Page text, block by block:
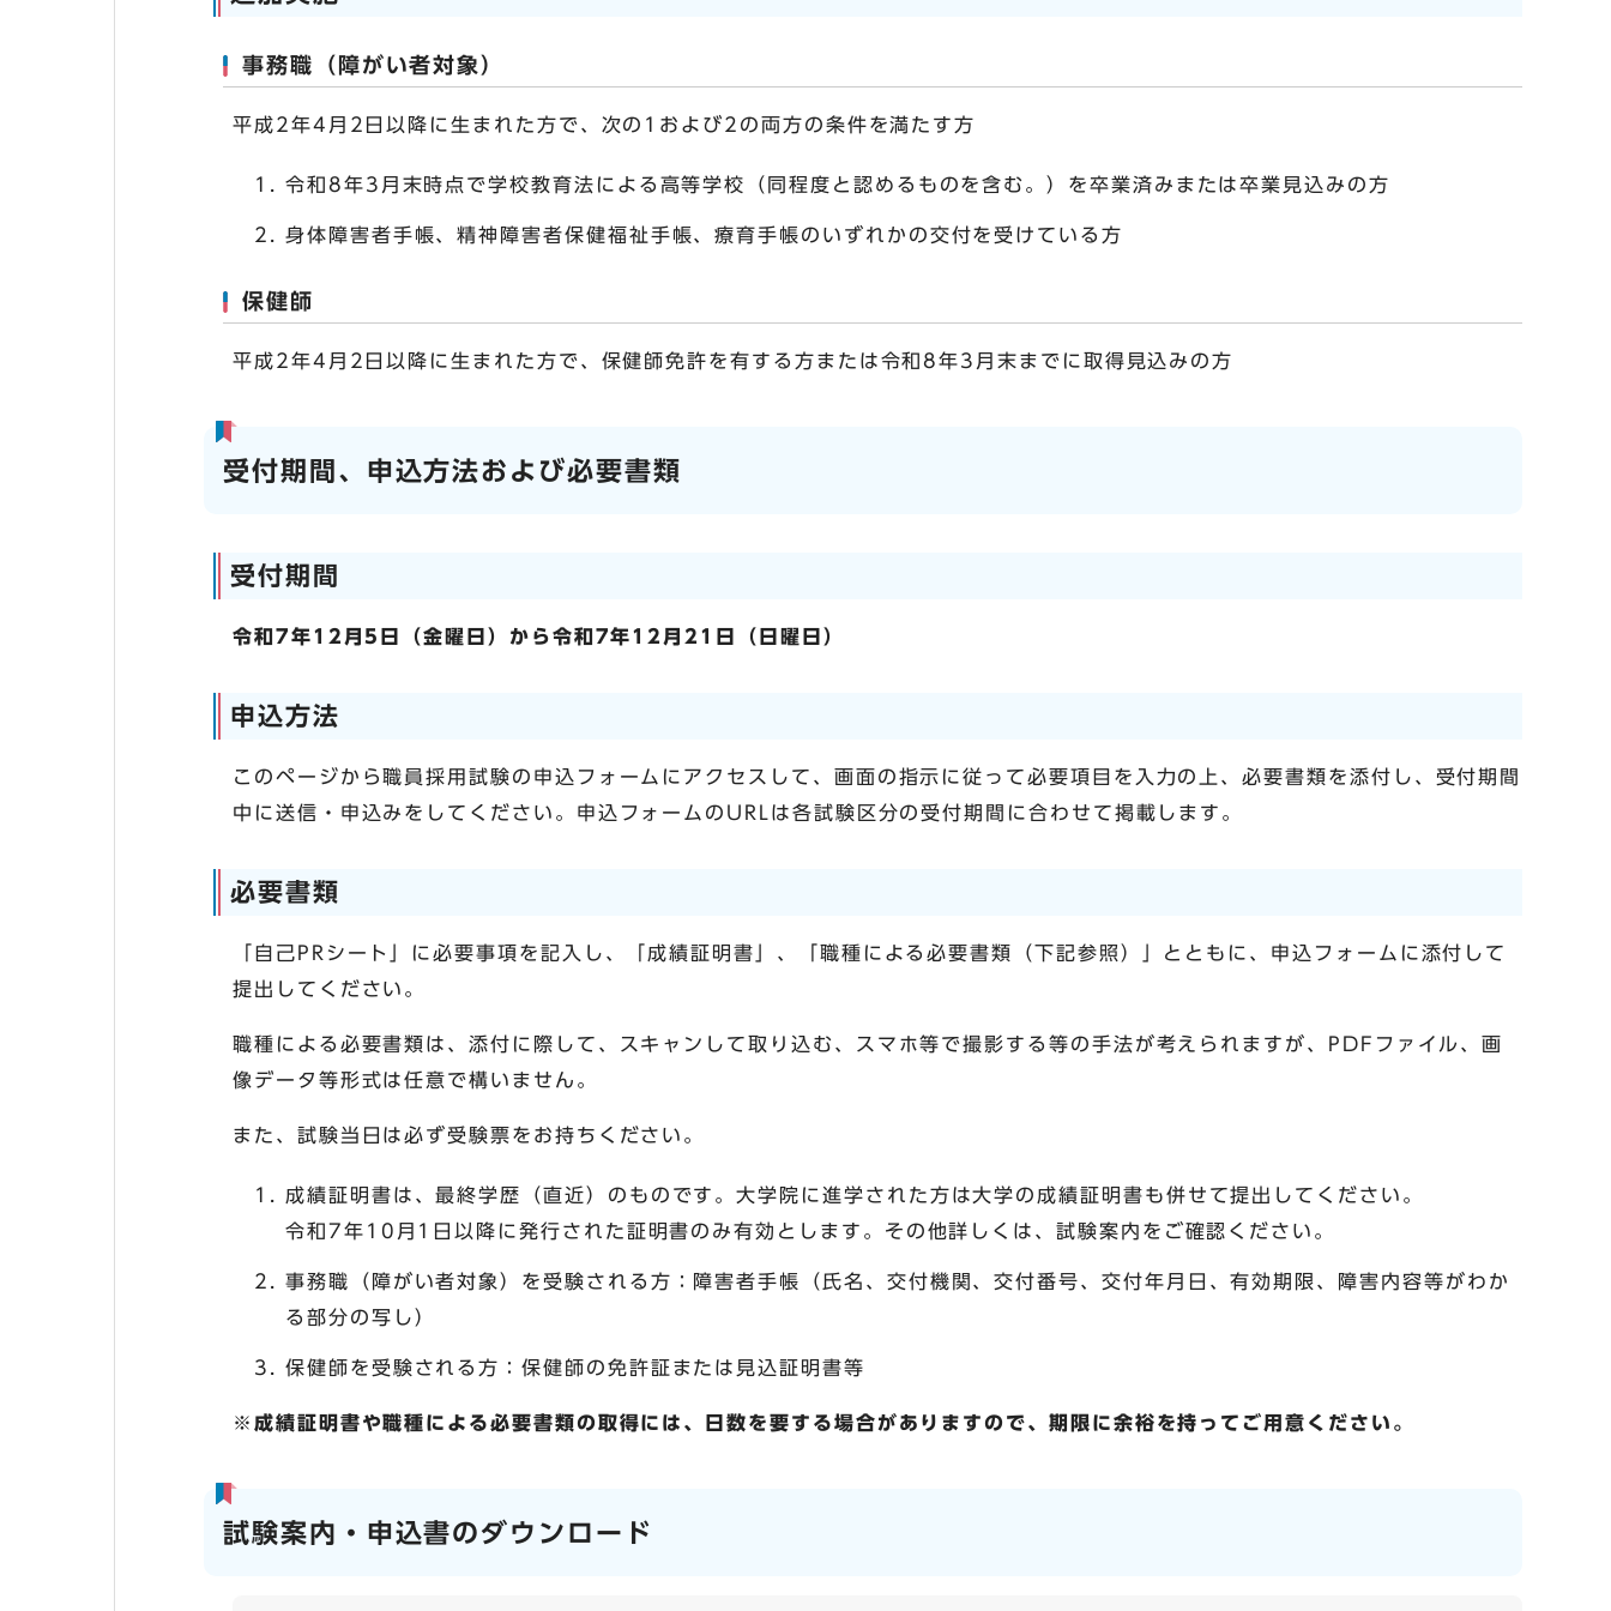
事務職（障がい者対象）
平成2年4月2日以降に生まれた方で、次の1および2の両方の条件を満たす方
令和8年3月末時点で学校教育法による高等学校（同程度と認めるものを含む。）を卒業済みまたは卒業見込みの方
身体障害者手帳、精神障害者保健福祉手帳、療育手帳のいずれかの交付を受けている方
保健師
平成2年4月2日以降に生まれた方で、保健師免許を有する方または令和8年3月末までに取得見込みの方
受付期間、申込方法および必要書類
受付期間
令和7年12月5日（金曜日）から令和7年12月21日（日曜日）
申込方法
このページから職員採用試験の申込フォームにアクセスして、画面の指示に従って必要項目を入力の上、必要書類を添付し、受付期間
中に送信・申込みをしてください。申込フォームのURLは各試験区分の受付期間に合わせて掲載します。
必要書類
「自己PRシート」に必要事項を記入し、「成績証明書」、「職種による必要書類（下記参照）」とともに、申込フォームに添付して
提出してください。
職種による必要書類は、添付に際して、スキャンして取り込む、スマホ等で撮影する等の手法が考えられますが、PDFファイル、画
像データ等形式は任意で構いません。
また、試験当日は必ず受験票をお持ちください。
成績証明書は、最終学歴（直近）のものです。大学院に進学された方は大学の成績証明書も併せて提出してください。
令和7年10月1日以降に発行された証明書のみ有効とします。その他詳しくは、試験案内をご確認ください。
事務職（障がい者対象）を受験される方：障害者手帳（氏名、交付機関、交付番号、交付年月日、有効期限、障害内容等がわか
る部分の写し）
保健師を受験される方：保健師の免許証または見込証明書等
※成績証明書や職種による必要書類の取得には、日数を要する場合がありますので、期限に余裕を持ってご用意ください。
試験案内・申込書のダウンロード